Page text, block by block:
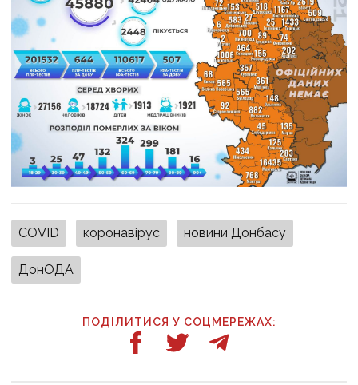
COVID коронавірус новини Донбасу
ДонОДА
ПОДІЛИТИСЯ У СОЦМЕРЕЖАХ: